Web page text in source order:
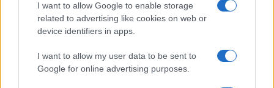
I want to allow Google to enable storage
related to advertising like cookies on web or
device identifiers in apps.
I want to allow my user data to be sent to
Google for online advertising purposes.
13. Toulouse
Vannes 0 pts